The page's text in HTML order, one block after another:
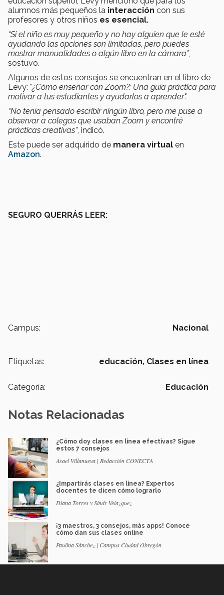
alumnos más pequeños la interacción con sus
profesores y otros niños es esencial.
“Si el niño es muy pequeño y no hay alguien que le esté
ayudando las opciones son limitadas, pero puedes
mostrar manualidades o algún libro en la cámara”,
sostuvo.
Algunos de estos consejos se encuentran en el libro de
Levy: "¿Cómo enseñar con Zoom?: Una guía práctica para
motivar a tus estudiantes y ayudarlos a aprender".
“No tenía pensado escribir ningún libro, pero me puse a
observar a colegas que usaban Zoom y encontré
prácticas creativas”, indicó.
Este puede ser adquirido de manera virtual en
Amazon.
SEGURO QUERRÁS LEER:
Campus: Nacional
Etiquetas: educación, Clases en línea
Categoría: Educación
Notas Relacionadas
¿Cómo doy clases en línea efectivas? Sigue
estos 7 consejos
Asael Villanueva | Redacción CONECTA
¿Impartirás clases en línea? Expertos
docentes te dicen cómo lograrlo
Diana Torres y Sindy Velazquez
¡3 maestros, 3 consejos, más apps! Conoce
cómo dan sus clases online
Paulina Sánchez | Campus Ciudad Obregón